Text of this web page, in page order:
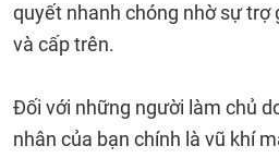
quyết nhanh chóng nhờ sự trợ
và cấp trên.
Đối với những người làm chủ
nhân của bạn chính là vũ khí